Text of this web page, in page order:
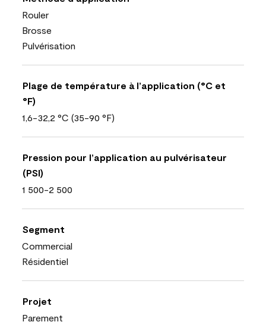
Rouler
Brosse
Pulvérisation
Plage de température à l’application (°C et
°F)
1,6-32,2 °C (35-90 °F)
Pression pour l’application au pulvérisateur
(PSI)
1 500-2 500
Segment
Commercial
Résidentiel
Projet
Parement